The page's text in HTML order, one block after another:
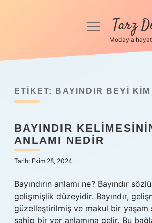
Anasayfa
Yasal Uyarı
Hakkımızda
menüyüTarz
Modayla
ETIKET: BAYINDIR BEYI KIM
BAYINDIR
ANLAMI NEDIR
Tarih: Ekim 28, 2024
Bayındırın anlamı ne? Bayındır
gelişmişlik düzeyidir. Bayındır,
güzelleştirilmiş ve makul bir yaşam
sahip bir yer anlamına gelir. Bu